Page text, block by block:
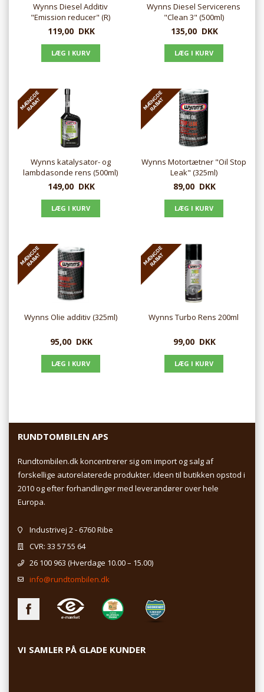
Wynns Diesel Additiv
"Emission reducer" (R)
(500ml)
119,00 DKK
Wynns Diesel Servicerens
"Clean 3" (500ml)
135,00 DKK
Wynns katalysator- og
lambdasonde rens (500ml)
149,00 DKK
Wynns Motortætner "Oil Stop
Leak" (325ml)
89,00 DKK
Wynns Olie additiv (325ml)
95,00 DKK
Wynns Turbo Rens 200ml
99,00 DKK
RUNDTOMBILEN APS
Rundtombilen.dk koncentrerer sig om import og salg af
forskellige autorelaterede produkter. Ideen til butikken opstod i
2010 og efter forhandlinger med leverandører over hele
Europa.
Industrivej 2 - 6760 Ribe
CVR: 33 57 55 64
26 100 963 (Hverdage 10.00 – 15.00)
info@rundtombilen.dk
VI SAMLER PÅ GLADE KUNDER